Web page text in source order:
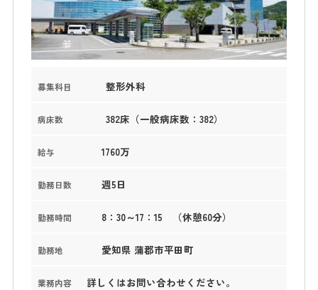
募集科目 整形外科
病床数 382床（一般病床数：382）
給与 1760万
勤務日数 週5日
勤務時間 8：30～17：15 （休憩60分）
勤務地 愛知県 蒲郡市平田町
業務内容 詳しくはお問い合わせください。